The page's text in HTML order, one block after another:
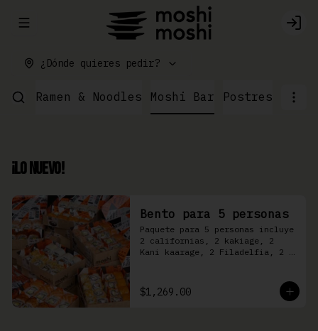
Abrir menu de navegación
¿Dónde quieres pedir?
Ramen & Noodles Moshi Bar Postres
¡Lo Nuevo!
Bento para 5 personas
Paquete para 5 personas incluye
2 californias, 2 kakiage, 2
Kani kaarage, 2 Filadelfia, 2
$1,269.00